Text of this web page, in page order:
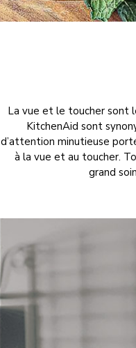
La vue et le toucher sont
KitchenAid sont
d’attention minutieuse
à la vue et au toucher.
grand